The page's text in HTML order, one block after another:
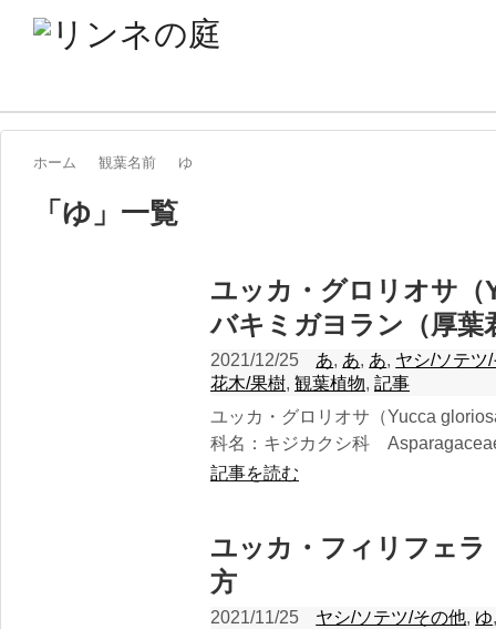
ホーム 観葉名前 ゆ
「 ゆ 」 一覧
ユッカ・グロリオサ
バキミガヨラン（厚葉
2021/12/25 あ, あ, あ, ヤシ/ソテツ
花木/果樹, 観葉植物, 記事
ユッカ・グロリオサ（Yucca
科名：キジカクシ科
記事を読む
ユッカ・フィリフェ
方
2021/11/25 ヤシ/ソテツ/その他, ゆ